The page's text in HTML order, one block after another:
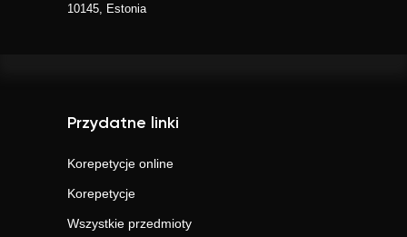
10145, Estonia
Przydatne linki
Korepetycje online
Korepetycje
Wszystkie przedmioty